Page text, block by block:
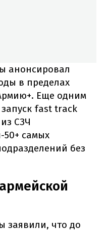
анонсировал
в пределах
Еще одним
fast track
СЗЧ
50+ самых
без
заявили, что до